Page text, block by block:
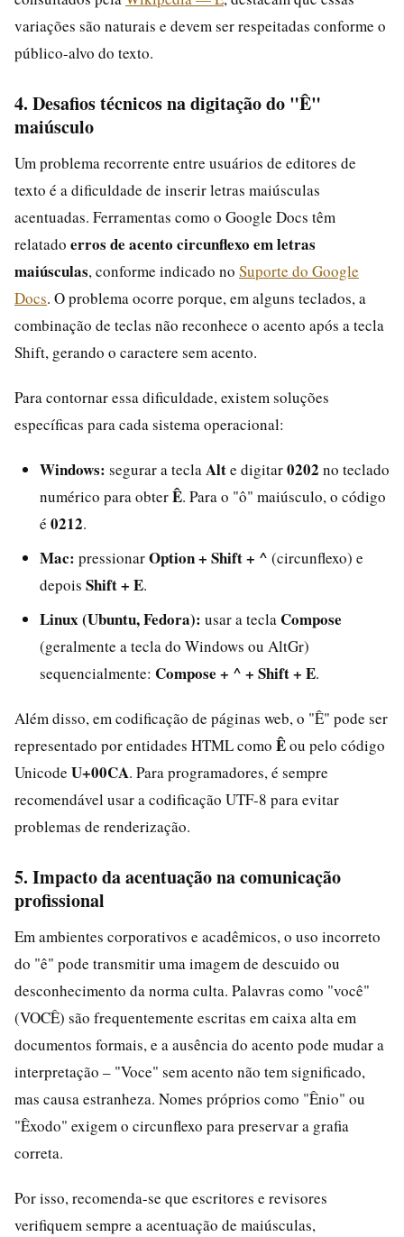
variações são naturais e devem ser respeitadas conforme o
público-alvo do texto.
4. Desafios técnicos na digitação do "Ê"
maiúsculo
Um problema recorrente entre usuários de editores de
texto é a dificuldade de inserir letras maiúsculas
acentuadas. Ferramentas como o Google Docs têm
relatado erros de acento circunflexo em letras
maiúsculas, conforme indicado no Suporte do Google
Docs. O problema ocorre porque, em alguns teclados, a
combinação de teclas não reconhece o acento após a tecla
Shift, gerando o caractere sem acento.
Para contornar essa dificuldade, existem soluções
específicas para cada sistema operacional:
Windows: segurar a tecla Alte digitar0202 no teclado
numérico para obterÊ. Para o "ô" maiúsculo, o código
é 0212.
Mac: pressionarOption + Shift + ^ (circunflexo) e
depois Shift + E.
Linux (Ubuntu, Fedora): usar a tecla Compose
(geralmente a tecla do Windows ou AltGr)
sequencialmente: Compose + ^ + Shift + E.
Além disso, em codificação de páginas web, o "Ê" pode ser
representado por entidades HTML como Êou pelo código
Unicode U+00CA. Para programadores, é sempre
recomendável usar a codificação UTF-8 para evitar
problemas de renderização.
5. Impacto da acentuação na comunicação
profissional
Em ambientes corporativos e acadêmicos, o uso incorreto
do "ê" pode transmitir uma imagem de descuido ou
desconhecimento da norma culta. Palavras como "você"
(VOCÊ) são frequentemente escritas em caixa alta em
documentos formais, e a ausência do acento pode mudar a
interpretação – "Voce" sem acento não tem significado,
mas causa estranheza. Nomes próprios como "Ênio" ou
"Êxodo" exigem o circunflexo para preservar a grafia
correta.
Por isso, recomenda-se que escritores e revisores
verifiquem sempre a acentuação de maiúsculas,